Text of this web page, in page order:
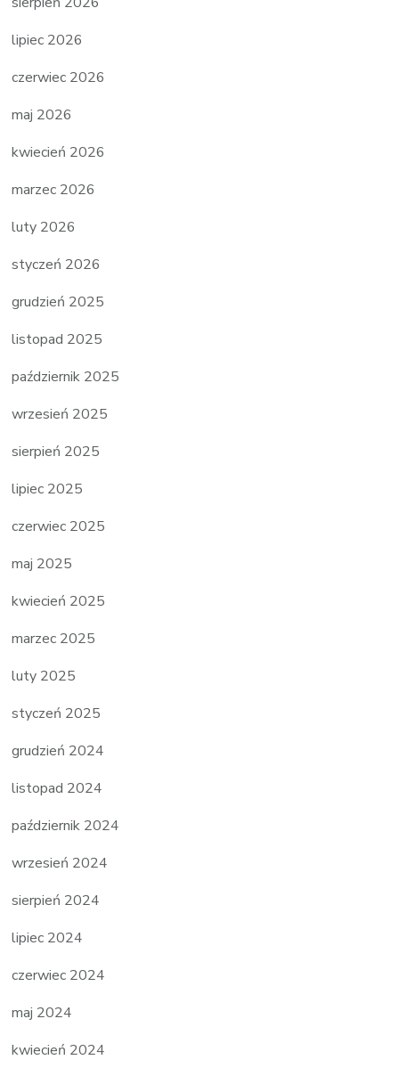
lipiec 2026
czerwiec 2026
maj 2026
kwiecień 2026
marzec 2026
luty 2026
styczeń 2026
grudzień 2025
listopad 2025
październik 2025
wrzesień 2025
sierpień 2025
lipiec 2025
czerwiec 2025
maj 2025
kwiecień 2025
marzec 2025
luty 2025
styczeń 2025
grudzień 2024
listopad 2024
październik 2024
wrzesień 2024
sierpień 2024
lipiec 2024
czerwiec 2024
maj 2024
kwiecień 2024